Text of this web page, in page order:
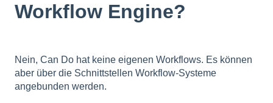
Workflow Engine?
Nein, Can Do hat keine eigenen Workflows. Es können
aber über die Schnittstellen Workflow-Systeme
angebunden werden.